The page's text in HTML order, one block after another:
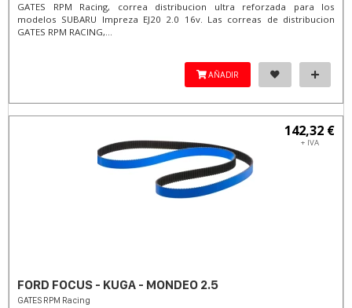
GATES RPM Racing, correa distribucion ultra reforzada para los
modelos SUBARU Impreza EJ20 2.0 16v. Las correas de distribucion
GATES RPM RACING,...
AÑADIR
142,32 €
+ IVA
FORD FOCUS - KUGA - MONDEO 2.5
GATES RPM Racing